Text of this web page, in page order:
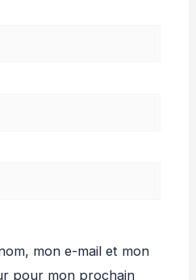
mon e-mail et mon
pour mon prochain